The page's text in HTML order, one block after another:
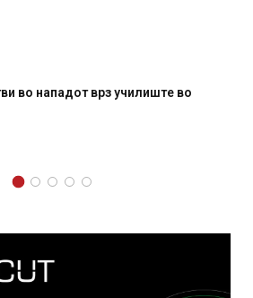
во нападот врз училиште во